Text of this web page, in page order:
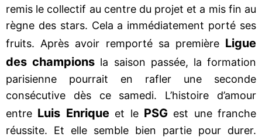
remis le collectif au centre du projet et a mis fin au
règne des stars. Cela a immédiatement porté ses
fruits. Après avoir remporté sa première Ligue
des champions la saison passée, la formation
parisienne pourrait en rafler une seconde
consécutive dès ce samedi. L’histoire d’amour
entre Luis Enriqueet lePSGest une franche
réussite. Et elle semble bien partie pour durer.